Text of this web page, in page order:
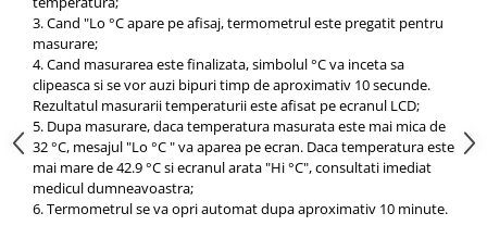
3. Cand "Lo °Capare pe afisaj, termometrul este pregatit pentru
masurare;
4. Cand masurarea este finalizata, simbolul°Cva inceta sa
clipeasca si se vor auzi bipuri timp de aproximativ 10 secunde.
Rezultatul masurarii temperaturii este afisat pe ecranul LCD;
5. Dupa masurare, daca temperatura masurata este mai mica de
32°C, mesajul "Lo °C" va aparea pe ecran. Daca temperatura este
mai mare de 42.9°Csi ecranul arata "Hi°C", consultati imediat
medicul dumneavoastra;
6. Termometrul se va opri automat dupa aproximativ 10 minute.